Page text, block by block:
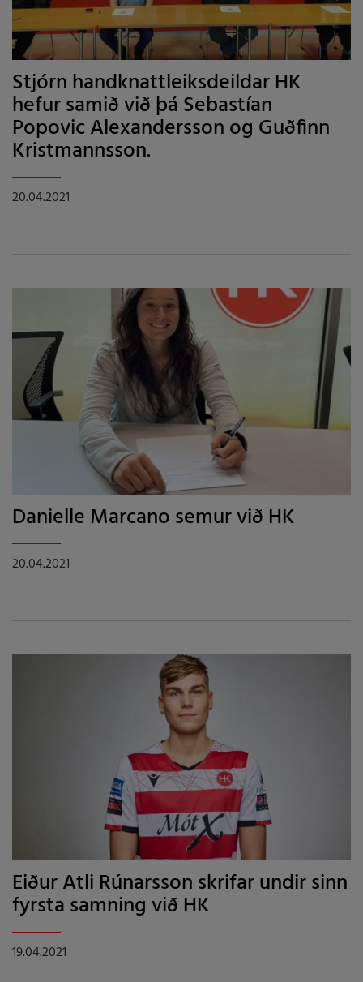
Stjórn handknattleiksdeildar HK
hefur samið við þá Sebastían
Popovic Alexandersson og Guðfinn
Kristmannsson.
20.04.2021
Danielle Marcano semur við HK
20.04.2021
Eiður Atli Rúnarsson skrifar undir sinn
fyrsta samning við HK
19.04.2021